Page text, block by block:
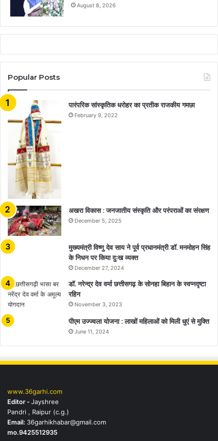
August 8, 2026
Popular Posts
​​​​​​​पारंपरिक सांस्कृतिक धरोहर का प्रतीक राजकीय गमछा
February 9, 2022
अखरा विकास : जनजातीय संस्कृति और परंपराओं का संरक्षण
December 5, 2025
मुख्यमंत्री विष्णु देव साय ने पूर्व प्रधानमंत्री डॉ. मनमोहन सिंह
के निधन पर किया दुःख व्यक्त
December 27, 2024
डॉ. नरेन्द्र देव वर्मा छत्तीसगढ़ के सोनहा बिहान के स्वप्नदृष्टा
रहिन
November 3, 2023
पीएम उज्ज्वला योजना : लाखों महिलाओं को मिली धुएं से मुक्ति
June 11, 2024
www.36garhi.com
Editor -Jayshree
Pandri , Raipur (c.g.)
Email: 36garhikhabar@gmail.com
mo.9425512935